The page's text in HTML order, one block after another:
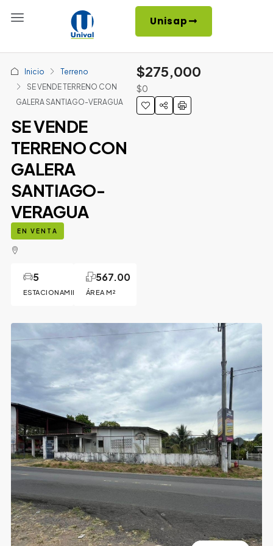
Unisap
Inicio
Terreno
SE VENDE TERRENO CON
GALERA SANTIAGO-VERAGUA
SE VENDE
TERRENO CON
GALERA
SANTIAGO-
VERAGUA
EN VENTA
ESTACIONAMIENTOS
5
ÁREA M²
567.00
$275,000
$0